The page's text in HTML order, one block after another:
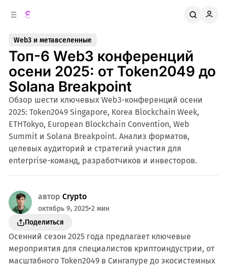
Web3 и метавселенные
Топ-6 Web3 конференций
осени 2025: от Token2049 до
Solana Breakpoint
Обзор шести ключевых Web3-конференций осени
2025: Token2049 Singapore, Korea Blockchain Week,
ETHTokyo, European Blockchain Convention, Web
Summit и Solana Breakpoint. Анализ форматов,
целевых аудиторий и стратегий участия для
enterprise-команд, разработчиков и инвесторов.
автор Crypto
октябрь 9, 2025•2 мин
Поделиться
Осенний сезон 2025 года предлагает ключевые
мероприятия для специалистов криптоиндустрии, от
масштабного Token2049 в Сингапуре до экосистемных